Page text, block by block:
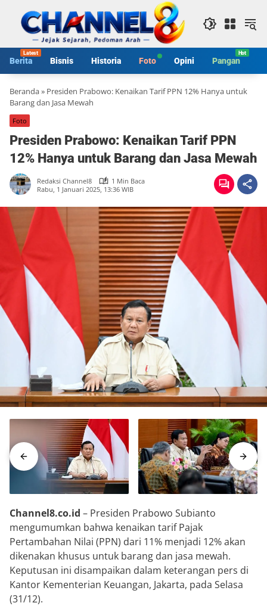
konten
Berita Bisnis Historia Foto Opini Pangan
Beranda» Presiden Prabowo: Kenaikan Tarif PPN 12% Hanya untuk
Barang dan Jasa Mewah
Foto
Presiden Prabowo: Kenaikan Tarif PPN
12% Hanya untuk Barang dan Jasa Mewah
Redaksi Channel8
1 Min Baca
Rabu, 1 Januari 2025, 13:36 WIB
Channel8.co.id – Presiden Prabowo Subianto
mengumumkan bahwa kenaikan tarif Pajak
Pertambahan Nilai (PPN) dari 11% menjadi 12% akan
dikenakan khusus untuk barang dan jasa mewah.
Keputusan ini disampaikan dalam keterangan pers di
Kantor Kementerian Keuangan, Jakarta, pada Selasa
(31/12).